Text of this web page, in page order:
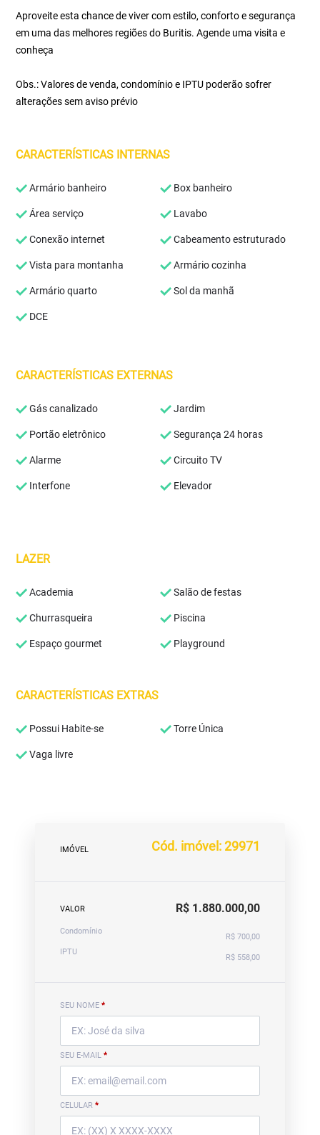
Aproveite esta chance de viver com estilo, conforto e segurança
em uma das melhores regiões do Buritis. Agende uma visita e
conheça
Obs.: Valores de venda, condomínio e IPTU poderão sofrer
alterações sem aviso prévio
CARACTERÍSTICAS INTERNAS
Armário banheiro Box banheiro
Área serviço Lavabo
Conexão internet Cabeamento estruturado
Vista para montanha Armário cozinha
Armário quarto Sol da manhã
DCE
CARACTERÍSTICAS EXTERNAS
Gás canalizado Jardim
Portão eletrônico Segurança 24 horas
Alarme Circuito TV
Interfone Elevador
LAZER
Academia Salão de festas
Churrasqueira Piscina
Espaço gourmet Playground
CARACTERÍSTICAS EXTRAS
Possui Habite-se Torre Única
Vaga livre
IMÓVEL Cód. imóvel: 29971
VALOR R$ 1.880.000,00
Condomínio
R$ 700,00
IPTU
R$ 558,00
SEU NOME *
SEU E-MAIL *
CELULAR *